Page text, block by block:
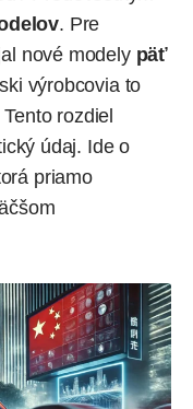
. Pre
nové modely päť
výrobcovia to
Tento rozdiel
údaj. Ide o
priamo